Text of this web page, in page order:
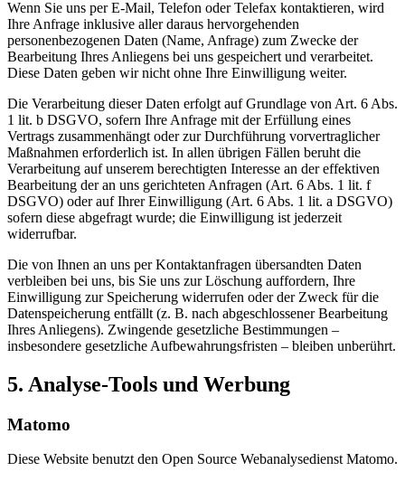
Wenn Sie uns per E-Mail, Telefon oder Telefax kontaktieren, wird
Ihre Anfrage inklusive aller daraus hervorgehenden
personenbezogenen Daten (Name, Anfrage) zum Zwecke der
Bearbeitung Ihres Anliegens bei uns gespeichert und verarbeitet.
Diese Daten geben wir nicht ohne Ihre Einwilligung weiter.
Die Verarbeitung dieser Daten erfolgt auf Grundlage von Art. 6 Abs.
1 lit. b DSGVO, sofern Ihre Anfrage mit der Erfüllung eines
Vertrags zusammenhängt oder zur Durchführung vorvertraglicher
Maßnahmen erforderlich ist. In allen übrigen Fällen beruht die
Verarbeitung auf unserem berechtigten Interesse an der effektiven
Bearbeitung der an uns gerichteten Anfragen (Art. 6 Abs. 1 lit. f
DSGVO) oder auf Ihrer Einwilligung (Art. 6 Abs. 1 lit. a DSGVO)
sofern diese abgefragt wurde; die Einwilligung ist jederzeit
widerrufbar.
Die von Ihnen an uns per Kontaktanfragen übersandten Daten
verbleiben bei uns, bis Sie uns zur Löschung auffordern, Ihre
Einwilligung zur Speicherung widerrufen oder der Zweck für die
Datenspeicherung entfällt (z. B. nach abgeschlossener Bearbeitung
Ihres Anliegens). Zwingende gesetzliche Bestimmungen –
insbesondere gesetzliche Aufbewahrungsfristen – bleiben unberührt.
5. Analyse-Tools und Werbung
Matomo
Diese Website benutzt den Open Source Webanalysedienst Matomo.